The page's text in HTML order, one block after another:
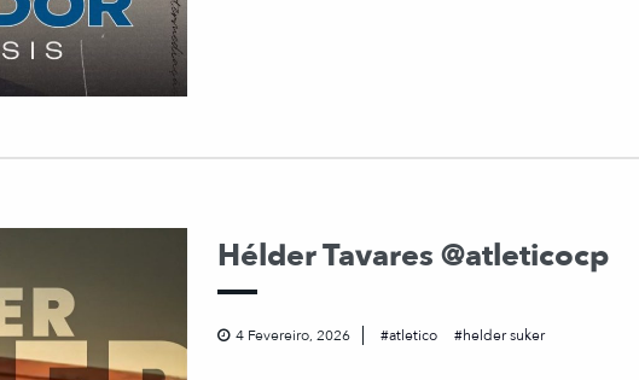
Hélder Tavares @atleticocp
4 Fevereiro, 2026 atletico helder suker